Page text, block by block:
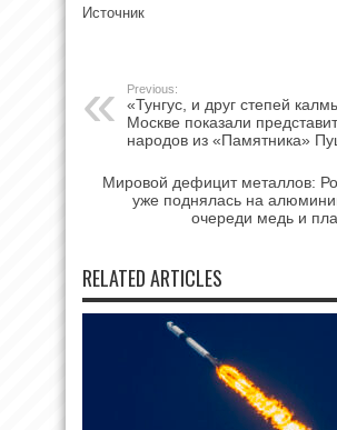
Источник
Previous:
«Тунгус, и друг степей
Москве показали
народов из «Памятника»
Мировой дефицит металлов:
уже поднялась на
очереди медь и
RELATED ARTICLES